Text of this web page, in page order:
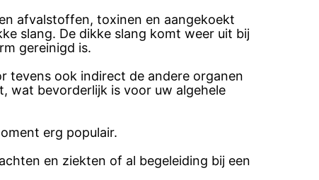
afvalstoffen, toxinen en aangekoekt
slang. De dikke slang komt weer uit bij
gereinigd is.
tevens ook indirect de andere organen
wat bevorderlijk is voor uw algehele
erg populair.
en ziekten of al begeleiding bij een